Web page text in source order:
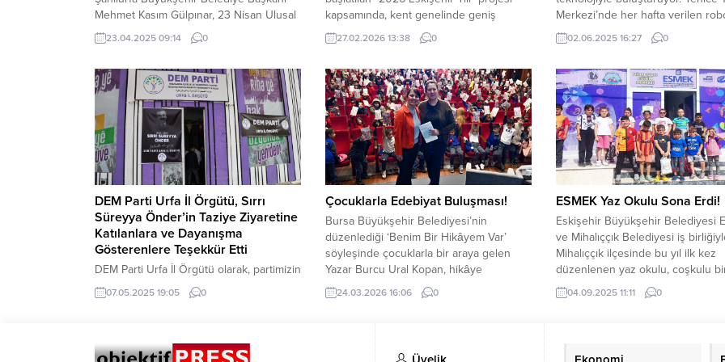
Mehmet Kasım Gülpınar, 23 Nisan Ulusal
Egemenlik ve Çocuk Bayramı dolayısıyla
bir mesaj yayımladı. Türkiye Büyük Millet
dönümünükutlayan Başkan Gülpınar, 23
Nisan’ın yalnızca bir tarih değil, milletin
kendi kaderini belirlediği önemlibir
dönüm noktası olduğunu vurguladı.
Şanlıurfa Büyükşehir Belediye Başkanı
Mehmet Kasım Gülpınar,...
23.04.2025 09:14 0
kapsamında, kent genelinde geniş
katılımlı bir indirim kampanyası hayata
geçirildi. Esnafın gönüllü katılımıyla her
alışveriş gününe dönüşüyor. ​Eskişehir,
2026 yılını “Eskişehir Yılı” olarak
kutlarken, kentin yerel ekonomisini
canlandıracak ve toplumsal dayanışmayı...
27.02.2026 13:38 0
Merkezi’nde her hafta verilen
kodlama dersleriyle öğrenciler
hazırlanıyor. Şanlıurfa Büyükşehir
mesleklerine hazırlamak
kodlama eğitimlerini sürdürüyor.
Büyükşehir Belediyesi Dış
Başkanlığı ile Eyyübiye İlçe Milli
Müdürlüğü iş birliğinde yürütülen
bir eğitim projesi...
02.06.2025 16:27 0
DEM Parti Urfa İl Örgütü, Sırrı
Süreyya Önder’in Taziye Ziyaretine
Katılanlara ve Dayanışma
Gösterenlere Teşekkür Etti
DEM Parti Urfa İl Örgütü olarak, partimizin
kıymetli milletvekili Sayın Sırrı Süreyya
Önder’in taziye ziyaretine katılarak
kuruluşlarına ve değerli halkımıza en
07.05.2025 19:05 0
Çocuklarla Edebiyat Buluşması!
Bursa Büyükşehir Belediyesi’nin
düzenlediği ‘Benim Bir Hikâyem Var’
söyleşinde çocuklarla bir araya gelen
Yazar Burcu Ural Kopan, hikâye
anlatıcılığı üzerine sohbet etti. Kültür,
Sanat ve Sosyal İşler Dairesi Başkanlığı
Tayyare Kültür Merkezi’nde düzenlenen
programda, Yazar Burcu Ural Kopan
24.03.2026 16:06 0
ESMEK Yaz Okulu Sona Erdi!
Eskişehir Büyükşehir Belediyesi
ve Mihalıççık Belediyesi iş
Mihalıççık ilçesinde bu yıl ilk kez
düzenlenen yaz okulu, coşkulu
sona erdi. Futbol, voleybol,
İngilizce olmak üzere dört farklı
04.09.2025 11:11 0